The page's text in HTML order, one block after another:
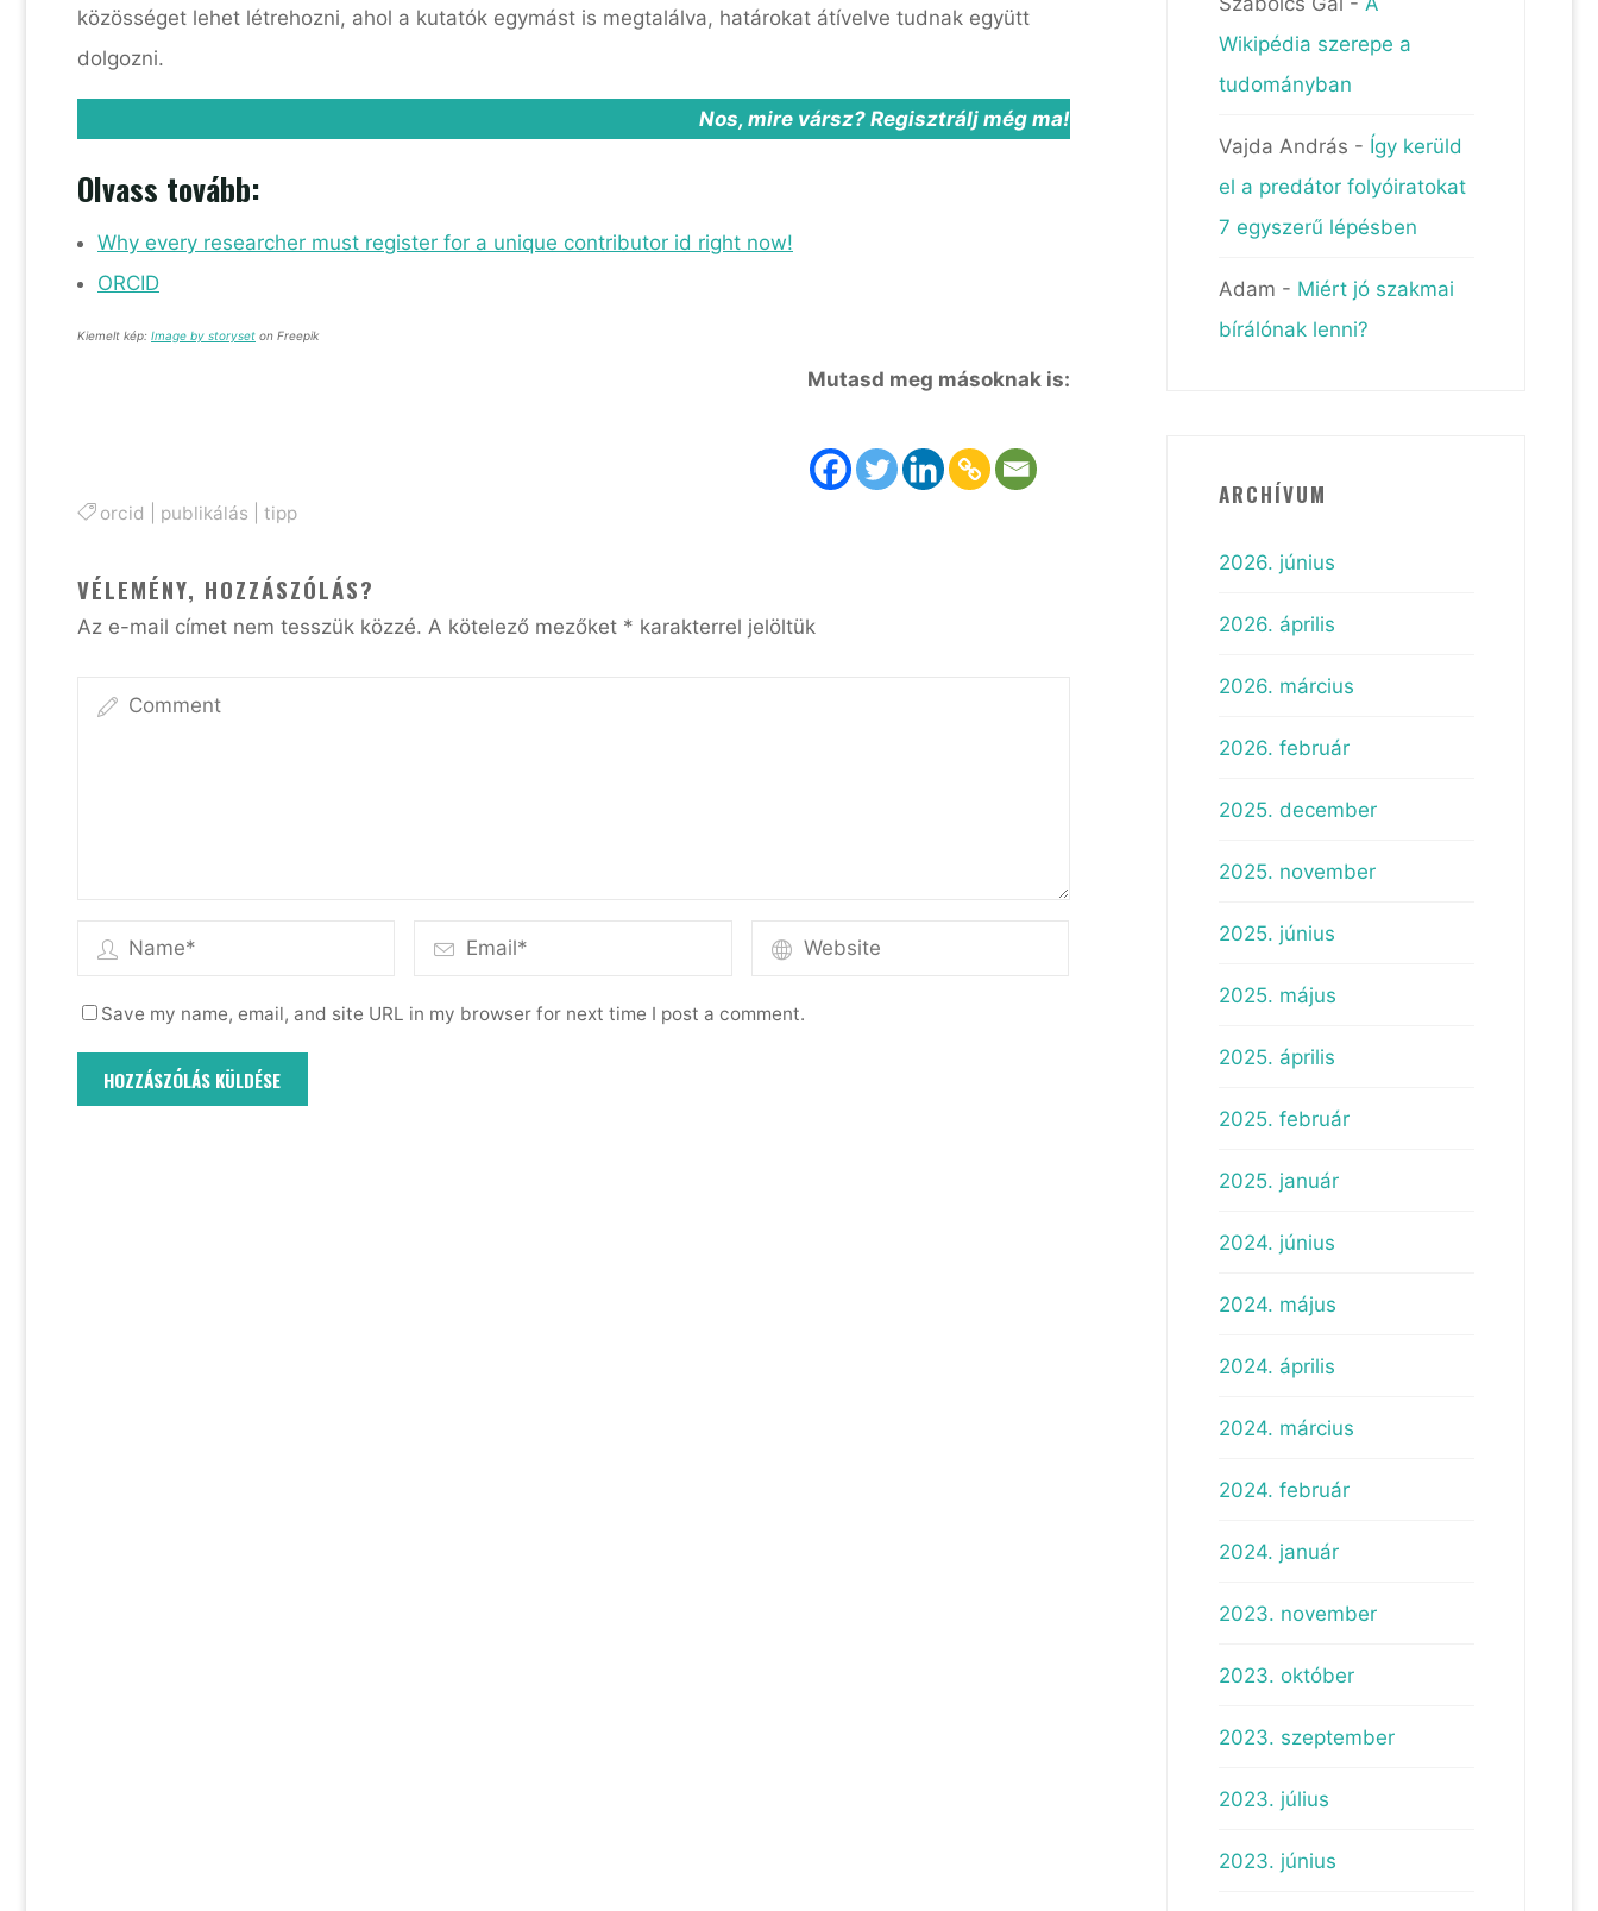
közösséget lehet létrehozni, ahol a kutatók egymást is megtalálva, határokat átívelve tudnak együtt
dolgozni.
Nos, mire vársz? Regisztrálj még ma!
Olvass tovább:
Why every researcher must register for a unique contributor id right now!
ORCID
Kiemelt kép: Image by storyseton Freepik
Mutasd meg másoknak is:
orcid publikálás tipp
VÉLEMÉNY, HOZZÁSZÓLÁS?
Az e-mail címet nem tesszük közzé. A kötelező mezőket * karakterrel jelöltük
Save my name, email, and site URL in my browser for next time I post a comment.
Wikipédia szerepe a
tudományban
Vajda András - Így kerüld
el a predátor folyóiratokat
7 egyszerű lépésben
Adam - Miért jó szakmai
bírálónak lenni?
ARCHÍVUM
2026. június
2026. április
2026. március
2026. február
2025. december
2025. november
2025. június
2025. május
2025. április
2025. február
2025. január
2024. június
2024. május
2024. április
2024. március
2024. február
2024. január
2023. november
2023. október
2023. szeptember
2023. július
2023. június